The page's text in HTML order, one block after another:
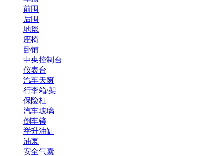
前围
后围
地毯
座椅
卧铺
中央控制台
仪表台
汽车天窗
行李箱/架
保险杠
汽车玻璃
倒车镜
举升油缸
油泵
安全气囊